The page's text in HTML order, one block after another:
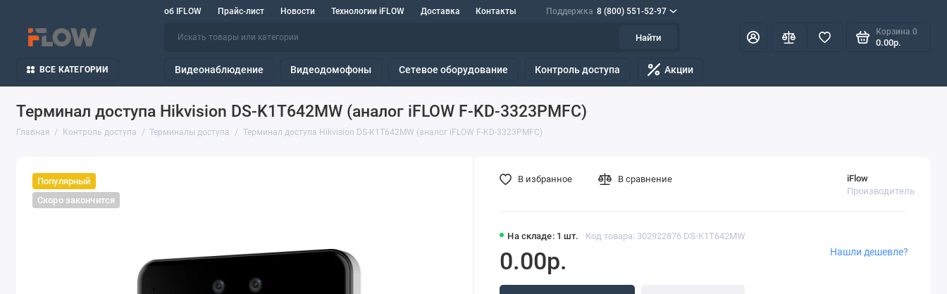
об IFLOW Прайс-лист Новости Технологии iFLOW Доставка Контакты Поддержка 8 (800) 551-52-97
Найти
Корзина 0
0.00р.
ВСЕ КАТЕГОРИИ Видеонаблюдение Видеодомофоны Сетевое оборудование Контроль доступа Акции
Терминал доступа Hikvision DS-K1T642MW (аналог iFLOW F-KD-3323PMFC)
Главная Контроль доступа Терминалы доступа Терминал доступа Hikvision DS-K1T642MW (аналог iFLOW F-KD-3323PMFC)
Популярный
Скоро закончится
На складе: 1 шт. Код товара: 302922876 DS-K1T642MW
iFlow
Производитель
0.00р. Нашли дешевле?
В избранное В сравнение